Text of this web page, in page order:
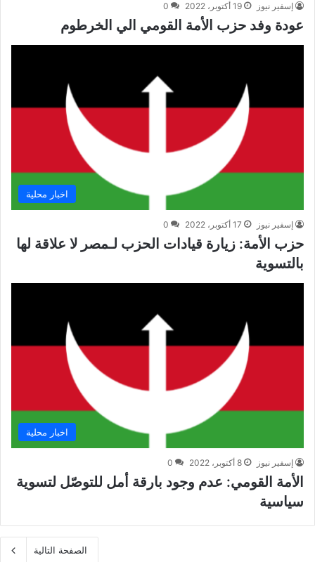
إسفير نيوز 19 أكتوبر، 2022 0
عودة وفد حزب الأمة القومي الي الخرطوم
اخبار محلية
إسفير نيوز 17 أكتوبر، 2022 0
حزب الأمة: زيارة قيادات الحزب لـمصر لا علاقة لها
بالتسوية
اخبار محلية
إسفير نيوز 8 أكتوبر، 2022 0
الأمة القومي: عدم وجود بارقة أمل للتوصّل لتسوية
سياسية
الصفحة التالية